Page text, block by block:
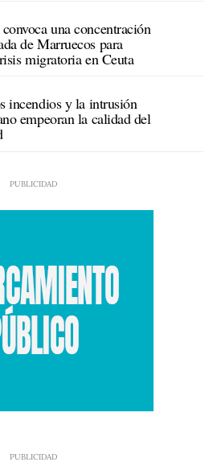
una concentración
de Marruecos para
migratoria en Ceuta
incendios y la intrusión
empeoran la calidad del